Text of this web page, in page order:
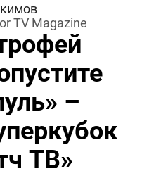
TV Magazine
–
ТВ»